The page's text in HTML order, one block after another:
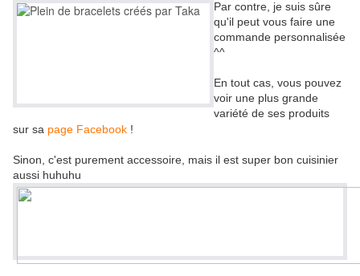
Par contre, je suis sûre
qu'il peut vous faire une
commande personnalisée
^^
En tout cas, vous pouvez
voir une plus grande
variété de ses produits
sur sa page Facebook !
Sinon, c'est purement accessoire, mais il est super bon cuisinier
aussi huhuhu